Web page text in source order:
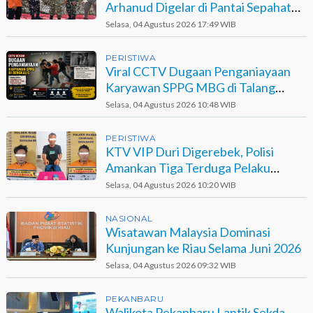
Arhanud Digelar di Pantai Sepahat
Bengkalis
Selasa, 04 Agustus 2026 17:49 WIB
PERISTIWA
Viral CCTV Dugaan Penganiayaan
Karyawan SPPG MBG di Talang
Muandau
Selasa, 04 Agustus 2026 10:48 WIB
PERISTIWA
KTV VIP Duri Digerebek, Polisi
Amankan Tiga Terduga Pelaku
Narkotika
Selasa, 04 Agustus 2026 10:20 WIB
NASIONAL
Wisatawan Malaysia Dominasi
Kunjungan ke Riau Selama Juni 2026
Selasa, 04 Agustus 2026 09:32 WIB
PEKANBARU